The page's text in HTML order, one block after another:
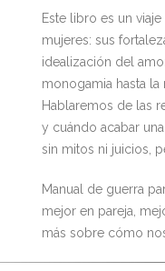
Este libro es un
mujeres: sus
idealización del
monogamia hasta la
Hablaremos de las
y cuándo acabar
sin mitos ni juicios,
Manual de guerra
mejor en pareja,
más sobre cómo